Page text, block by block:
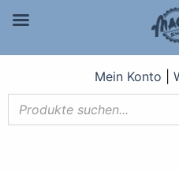
Mein Konto